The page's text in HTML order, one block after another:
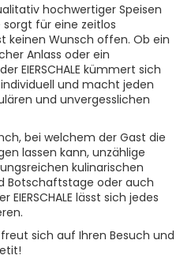
hochwertiger Speisen
für eine zeitlos
keinen Wunsch offen. Ob ein
Anlass oder ein
EIERSCHALE kümmert sich
und macht jeden
und unvergesslichen
bei welchem der Gast die
lassen kann, unzählige
kulinarischen
Botschaftstage oder auch
lässt sich jedes
freut sich auf Ihren Besuch und